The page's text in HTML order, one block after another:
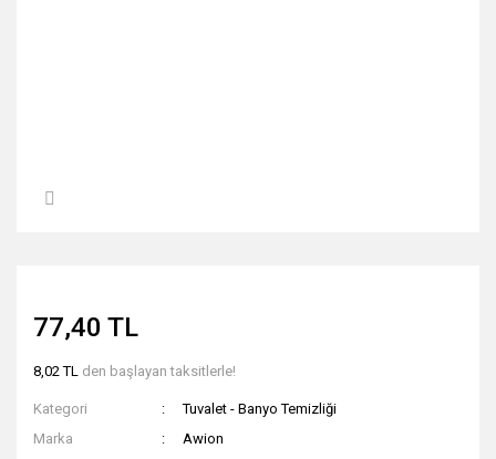
77,40 TL
8,02 TL den başlayan taksitlerle!
Kategori
Tuvalet - Banyo Temizliği
Marka
Awion